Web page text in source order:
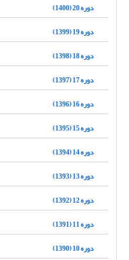
دوره 20 (1400)
دوره 19 (1399)
دوره 18 (1398)
دوره 17 (1397)
دوره 16 (1396)
دوره 15 (1395)
دوره 14 (1394)
دوره 13 (1393)
دوره 12 (1392)
دوره 11 (1391)
دوره 10 (1390)